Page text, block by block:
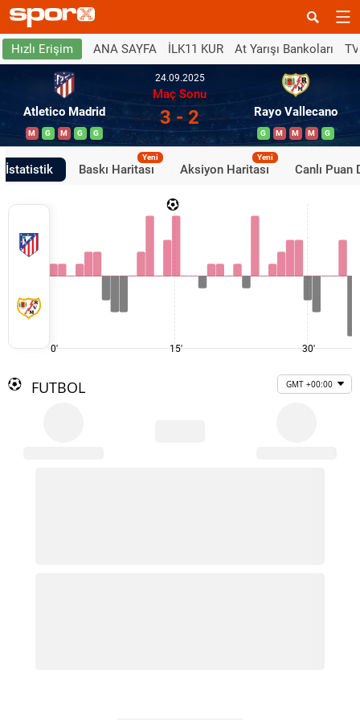
Hızlı Erişim ANA SAYFA İLK11 KUR At Yarışı Bankoları
Atletico Madrid
M G M G G
24.09.2025
Maç Sonu
3 - 2 Rayo Vallecano
G M M M G
İstatistik Baskı Haritası
Yeni
Aksiyon Haritası
Yeni
Canlı Puan
0' 15' 30'
FUTBOL GMT +00:00